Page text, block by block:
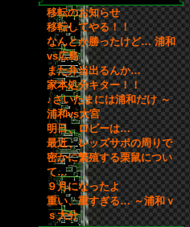
移転のお知らせ
移転してやる！！
なんとか勝ったけど… 浦和
vs広島
また弁当出るんか…
家本処分キター！！
♪さいたまには浦和だけ ～
浦和vs大宮
明日、ロビーは…
最近、レッズサポの周りで
密かに繁殖する栗鼠につい
て…
９月になったよ
重い、重すぎる… ～浦和ｖ
ｓ大分